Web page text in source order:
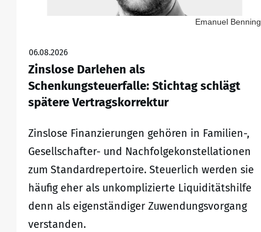
Emanuel Benning
06.08.2026
Zinslose Darlehen als
Schenkungsteuerfalle: Stichtag schlägt
spätere Vertragskorrektur
Zinslose Finanzierungen gehören in Familien-,
Gesellschafter- und Nachfolgekonstellationen
zum Standardrepertoire. Steuerlich werden sie
häufig eher als unkomplizierte Liquiditätshilfe
denn als eigenständiger Zuwendungsvorgang
verstanden.